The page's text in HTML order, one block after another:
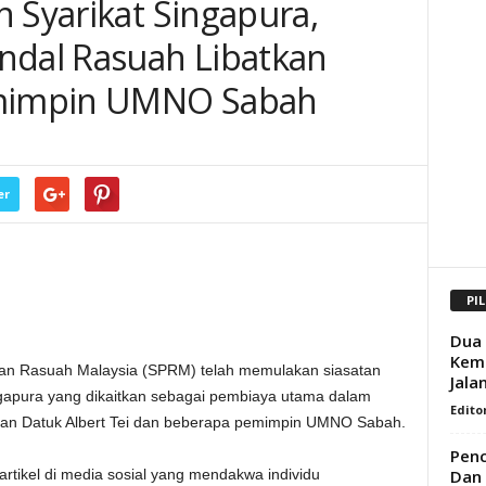
Syarikat Singapura,
Rasuah Libatkan
UMNO Sabah
Rasuah Malaysia (SPRM) telah memulakan siasatan
yang dikaitkan sebagai pembiaya utama dalam
Datuk Albert Tei dan beberapa pemimpin UMNO Sabah.
di media sosial yang mendakwa individu
Dan